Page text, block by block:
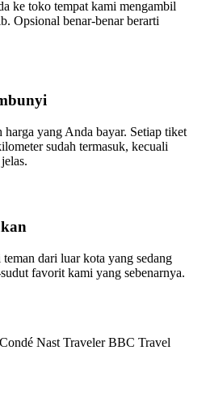
ke toko tempat kami mengambil
Opsional benar-benar berarti
yang Anda bayar. Setiap tiket
sudah termasuk, kecuali
dari luar kota yang sedang
favorit kami yang sebenarnya.
Condé Nast Traveler BBC Travel